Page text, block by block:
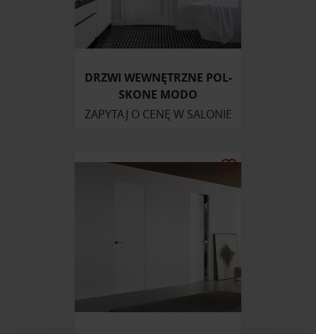
DRZWI WEWNĘTRZNE POL-
SKONE MODO
ZAPYTAJ O CENĘ W SALONIE